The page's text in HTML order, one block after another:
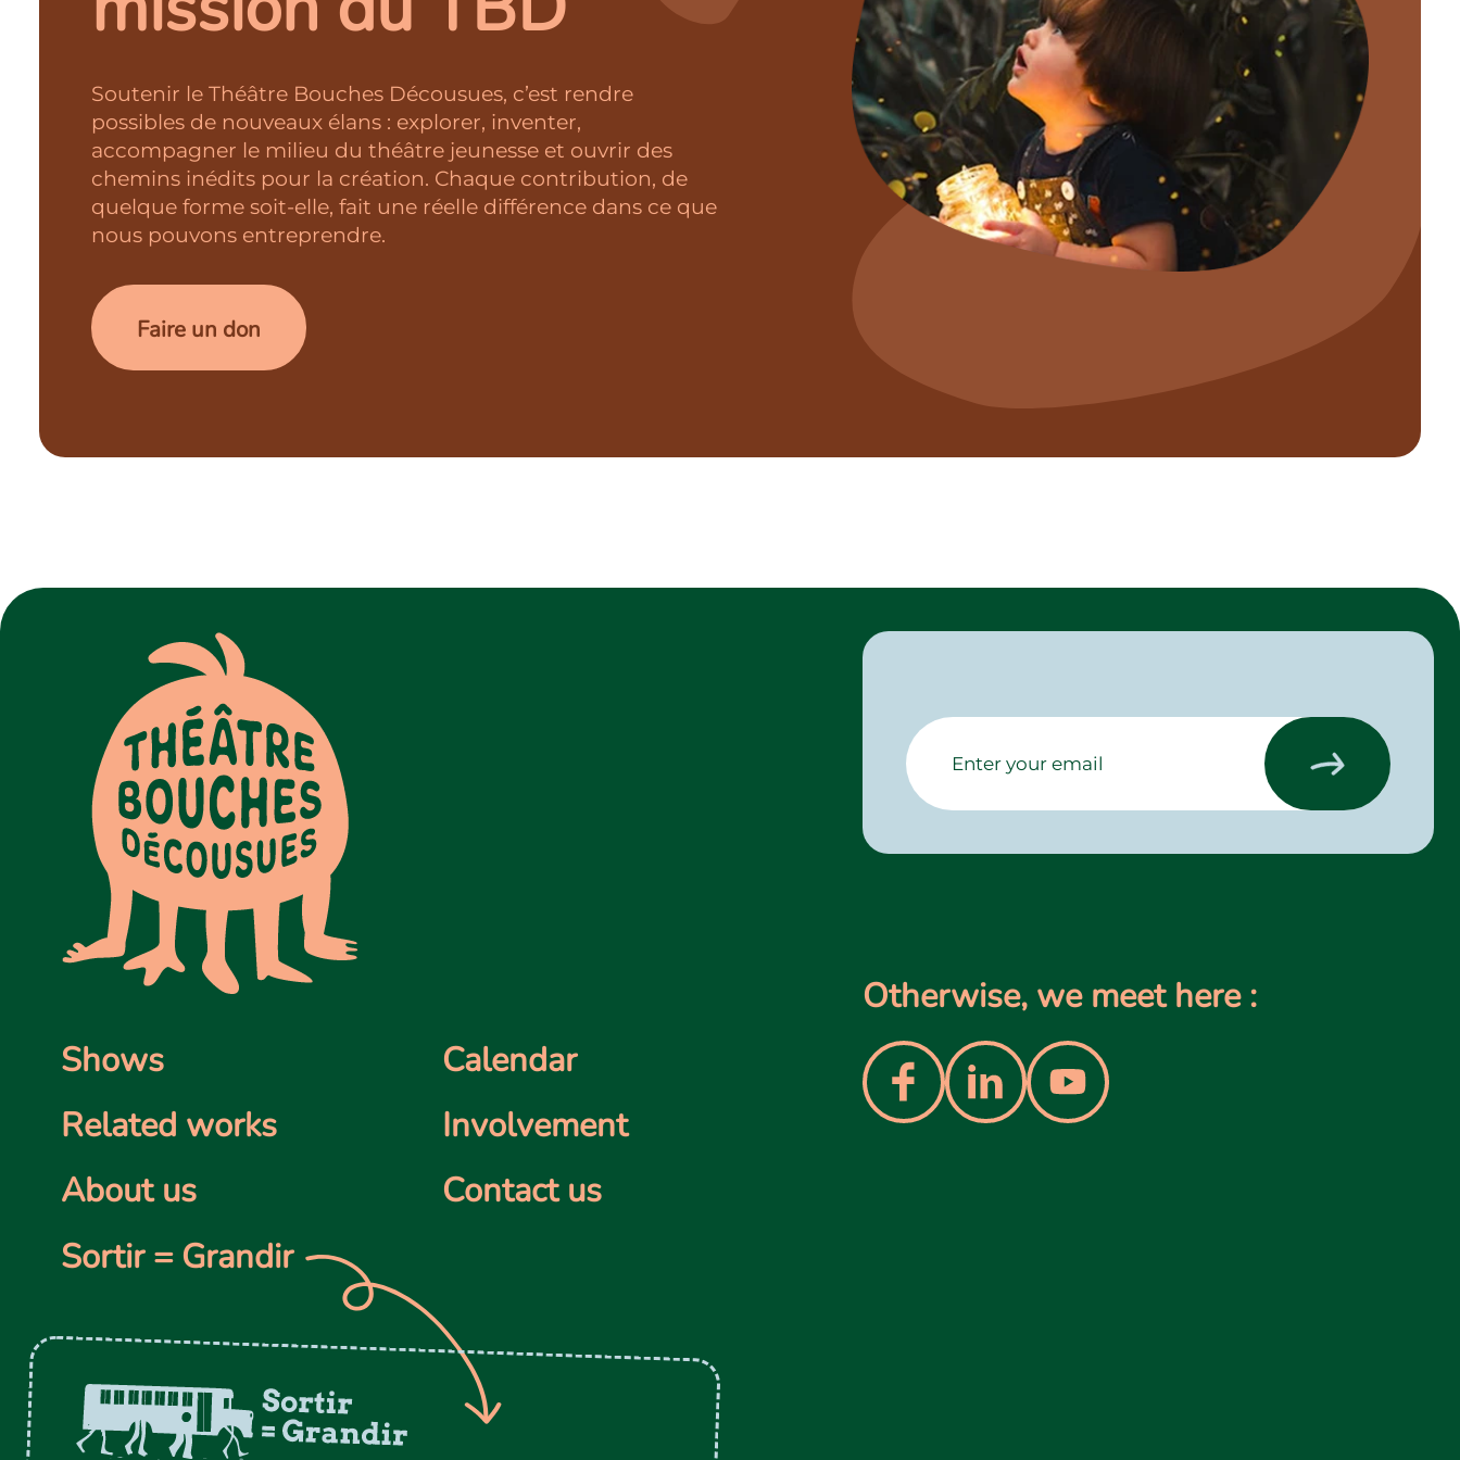
Soutenir le Théâtre Bouches Décousues, c’est rendre
possibles de nouveaux élans : explorer, inventer,
accompagner le milieu du théâtre jeunesse et ouvrir des
chemins inédits pour la création. Chaque contribution, de
quelque forme soit-elle, fait une réelle différence dans ce que
nous pouvons entreprendre.
Faire un don
Shows
Calendar
Related works
Involvement
About us
Contact us
Sortir = Grandir
Otherwise, we meet here :